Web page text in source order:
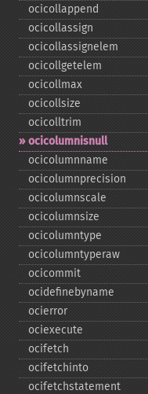
ocicollappend
ocicollassign
ocicollassignelem
ocicollgetelem
ocicollmax
ocicollsize
ocicolltrim
ocicolumnisnull
ocicolumnname
ocicolumnprecision
ocicolumnscale
ocicolumnsize
ocicolumntype
ocicolumntyperaw
ocicommit
ocidefinebyname
ocierror
ociexecute
ocifetch
ocifetchinto
ocifetchstatement